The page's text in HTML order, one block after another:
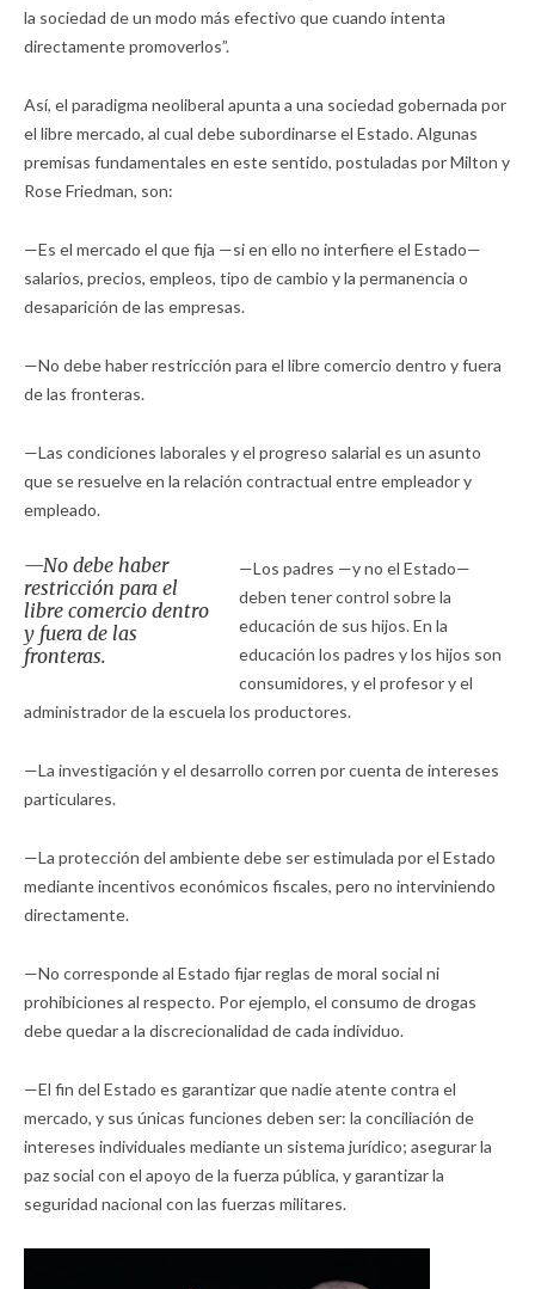
la sociedad de un modo más efectivo que cuando intenta
directamente promoverlos”.
Así, el paradigma neoliberal apunta a una sociedad gobernada por
el libre mercado, al cual debe subordinarse el Estado. Algunas
premisas fundamentales en este sentido, postuladas por Milton y
Rose Friedman, son:
—Es el mercado el que fija —si en ello no interfiere el Estado—
salarios, precios, empleos, tipo de cambio y la permanencia o
desaparición de las empresas.
—No debe haber restricción para el libre comercio dentro y fuera
de las fronteras.
—Las condiciones laborales y el progreso salarial es un asunto
que se resuelve en la relación contractual entre empleador y
empleado.
—No debe haber
restricción para el
libre comercio dentro
y fuera de las
fronteras.
—Los padres —y no el Estado—
deben tener control sobre la
educación de sus hijos. En la
educación los padres y los hijos son
consumidores, y el profesor y el
administrador de la escuela los productores.
—La investigación y el desarrollo corren por cuenta de intereses
particulares.
—La protección del ambiente debe ser estimulada por el Estado
mediante incentivos económicos fiscales, pero no interviniendo
directamente.
—No corresponde al Estado fijar reglas de moral social ni
prohibiciones al respecto. Por ejemplo, el consumo de drogas
debe quedar a la discrecionalidad de cada individuo.
—El fin del Estado es garantizar que nadie atente contra el
mercado, y sus únicas funciones deben ser: la conciliación de
intereses individuales mediante un sistema jurídico; asegurar la
paz social con el apoyo de la fuerza pública, y garantizar la
seguridad nacional con las fuerzas militares.